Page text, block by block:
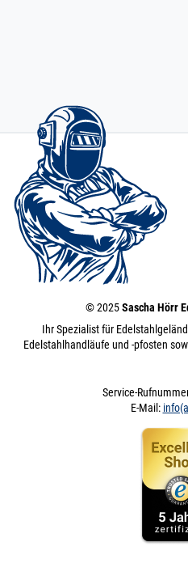
© 2025Sascha Hörr
Ihr Spezialist für
Edelstahlhandläufe und -pfosten
Service-
E-Mail: